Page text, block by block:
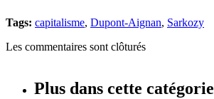
Tags: capitalisme, Dupont-Aignan, Sarkozy
Les commentaires sont clôturés
Plus dans cette catégorie